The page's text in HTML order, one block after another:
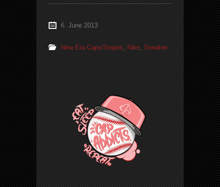
6. June 2013
New Era Caps/Snipes,Nike,Sneaker